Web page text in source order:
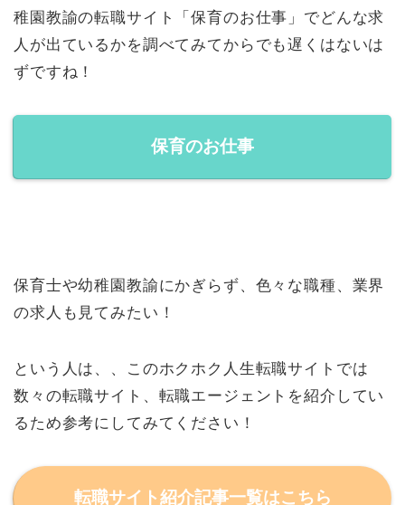
稚園教諭の転職サイト「保育のお仕事」でどんな求
人が出ているかを調べてみてからでも遅くはないは
ずですね！
保育のお仕事
保育士や幼稚園教諭にかぎらず、色々な職種、業界
の求人も見てみたい！
という人は、、このホクホク人生転職サイトでは
数々の転職サイト、転職エージェントを紹介してい
るため参考にしてみてください！
転職サイト紹介記事一覧はこちら